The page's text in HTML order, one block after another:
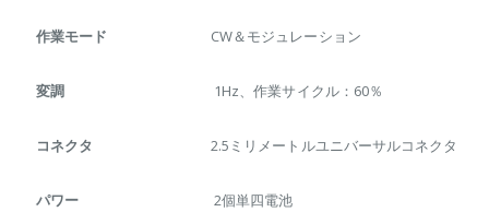
作業モード CW＆モジュレーション
変調 1Hz、作業サイクル：60％
コネクタ 2.5ミリメートルユニバーサルコネクタ
パワー 2個単四電池